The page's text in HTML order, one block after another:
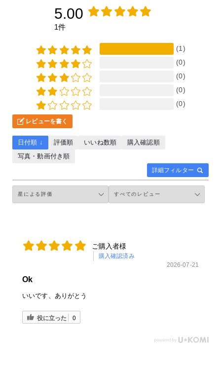
5.00
1件
(1)
(0)
(0)
(0)
(0)
レビューを書く
詳細フィルター
日付順 ↓ 評価順 いいね数順
購入確認順
写真・動画付き順
ご購入者様
購入確認済み
2026-07-21
Ok
いいです、ありがとう
役に立った 0